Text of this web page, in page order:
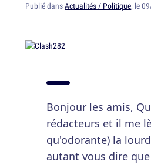
Publié dansActualités / Politique, le
Bonjour les amis,
rédacteurs et il me
qu'odorante) la
autant vous dire